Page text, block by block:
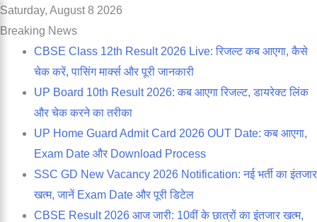
Saturday, August 8 2026
Breaking News
CBSE Class 12th Result 2026 Live: रिजल्ट कब आएगा, कैसे
चेक करें, पासिंग मार्क्स और पूरी जानकारी
UP Board 10th Result 2026: कब आएगा रिजल्ट, डायरेक्ट लिंक
और चेक करने का तरीका
UP Home Guard Admit Card 2026 OUT Date: कब आएगा,
Exam Date और Download Process
SSC GD New Vacancy 2026 Notification: नई भर्ती का इंतजार
खत्म, जानें Exam Date और पूरी डिटेल
CBSE Result 2026 आज जारी: 10वीं के छात्रों का इंतजार खत्म,